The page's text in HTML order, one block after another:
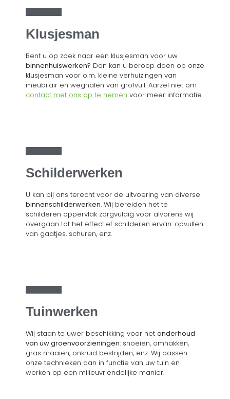
Klusjesman
Bent u op zoek naar een klusjesman voor uw
binnenhuiswerken? Dan kan u beroep doen op onze
klusjesman voor o.m. kleine verhuizingen van
meubilair en weghalen van grofvuil. Aarzel niet om
contact met ons op te nemen voor meer informatie.
Schilderwerken
U kan bij ons terecht voor de uitvoering van diverse
binnenschilderwerken. Wij bereiden het te
schilderen oppervlak zorgvuldig voor alvorens wij
overgaan tot het effectief schilderen ervan: opvullen
van gaatjes, schuren, enz.
Tuinwerken
Wij staan te uwer beschikking voor het onderhoud
van uw groenvoorzieningen: snoeien, omhakken,
gras maaien, onkruid bestrijden, enz. Wij passen
onze technieken aan in functie van uw tuin en
werken op een milieuvriendelijke manier.